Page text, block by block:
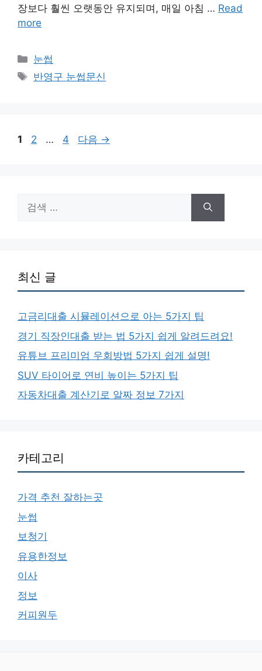
장보다 훨씬 오랫동안 유지되며, 매일 아침 … Read
more
카
테
눈썹
태
반영구 눈썹문신
페
1
페
2 …
페
4 다음 →
색:
최신 글
고금리대출 시뮬레이션으로 아는 5가지 팁
경기 직장인대출 받는 법 5가지 쉽게 알려드려요!
유튜브 프리미엄 우회방법 5가지 쉽게 설명!
SUV 타이어로 연비 높이는 5가지 팁
자동차대출 계산기로 알짜 정보 7가지
카테고리
가격 추천 잘하는곳
눈썹
보청기
유용한정보
이사
정보
커피원두